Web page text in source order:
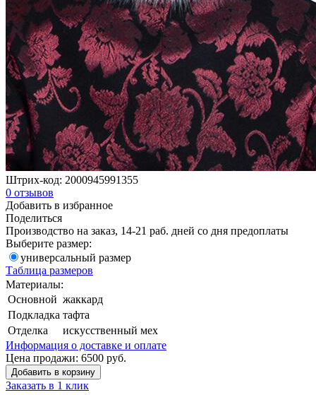
Штрих-код: 2000945991355
0 отзывов
Добавить в избранное
Поделиться
Производство на заказ, 14-21 раб. дней со дня предоплаты
Выберите размер:
универсальный размер
Таблица размеров
Материалы:
Основной жаккард
Подкладка тафта
Отделка
искусственный мех
Информация о доставке и оплате
Цена продажи: 6500 руб.
Добавить в корзину
Заказать в 1 клик